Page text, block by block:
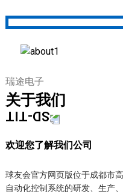
瑞途电子
关于我们
欢迎您了解我们公司
球友会官方网页版位于成都市
自动化控制系统的研发、生产